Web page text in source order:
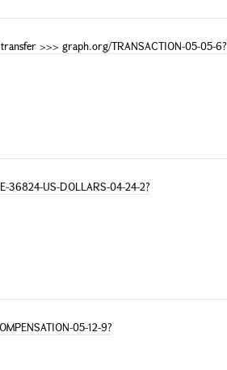
>>> graph.org/TRANSACTION-05-05-6?
36824-US-DOLLARS-04-24-2?
05-12-9?